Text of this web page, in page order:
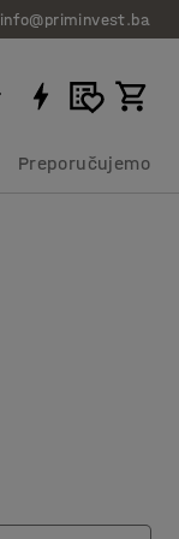
info@priminvest.ba
Preporučujemo